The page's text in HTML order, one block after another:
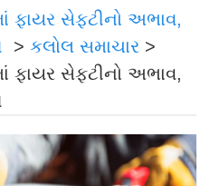
ફાયર સેફ્ટીનો અભાવ,
> કલોલ સમાચાર >
ફાયર સેફ્ટીનો અભાવ,